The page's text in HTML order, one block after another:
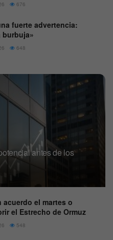
676
fuerte advertencia:
burbuja»
648
antes de los
acuerdo el martes o
el Estrecho de Ormuz
548